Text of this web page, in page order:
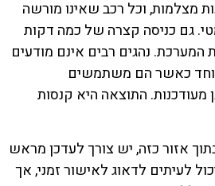
מצלמות, וכל רכב שאינו מורשה
גם כניסה קצרה של כמה דקות
נהגים רבים אינם מודעים
כאשר הם משתמשים
מעודכנות. התוצאה היא קנסות
אזור כזה, יש צורך לעדכן מראש
לעיתים לדאוג לאישור זמני, אך